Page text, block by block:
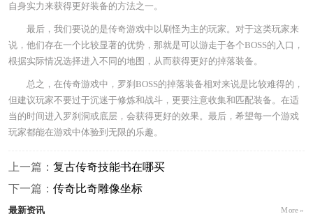
自身实力来获得更好装备的方法之一。
最后，我们要说的是传奇游戏中以刷怪为主的玩家。对于这类玩家来
说，他们存在一个比较显著的优势，那就是可以游走于各个BOSS的入口，
根据实际情况选择进入不同的地图，从而获得更好的掉落装备。
总之，在传奇游戏中，罗刹BOSS的掉落装备相对来说是比较难得的，
但建议玩家不要过于沉迷于修炼和战斗，更要注意收集和匹配装备。在适
当的时间进入罗刹洞或底层，会获得更好的效果。最后，希望每一个游戏
玩家都能在游戏中体验到无限的乐趣。
上一篇： 复古传奇技能书在哪买
下一篇： 传奇比奇雕像坐标
最新资讯 More »